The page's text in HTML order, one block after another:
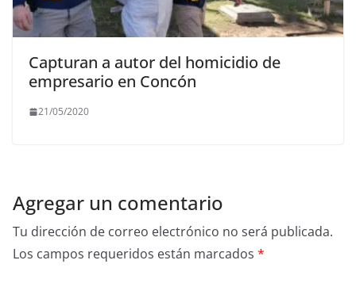
Capturan a autor del homicidio de
empresario en Concón
21/05/2020
Agregar un comentario
Tu dirección de correo electrónico no será publicada.
Los campos requeridos están marcados *